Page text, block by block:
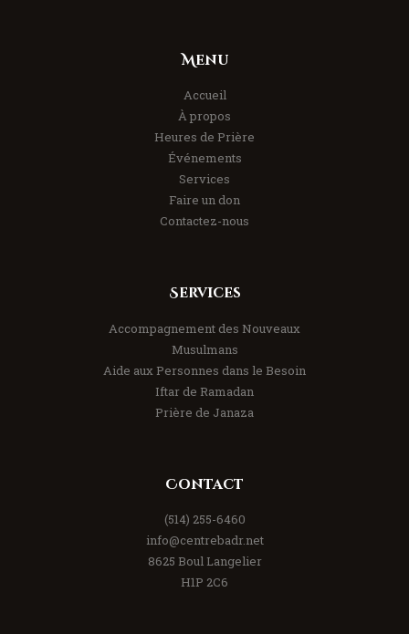
Menu
Accueil
À propos
Heures de Prière
Événements
Services
Faire un don
Contactez-nous
Services
Accompagnement des Nouveaux
Musulmans
Aide aux Personnes dans le Besoin
Iftar de Ramadan
Prière de Janaza
Contact
(514) 255-6460
info@centrebadr.net
8625 Boul Langelier
H1P 2C6